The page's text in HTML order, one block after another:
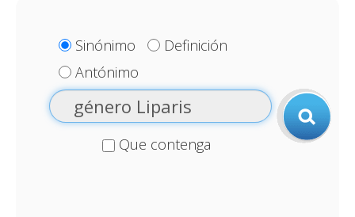
Sinónimo
Definición
Antónimo
Que contenga